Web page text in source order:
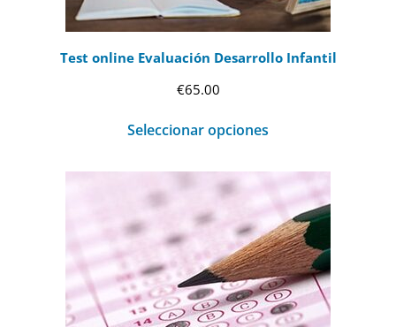
Test online Evaluación Desarrollo Infantil
€65.00
Seleccionar opciones